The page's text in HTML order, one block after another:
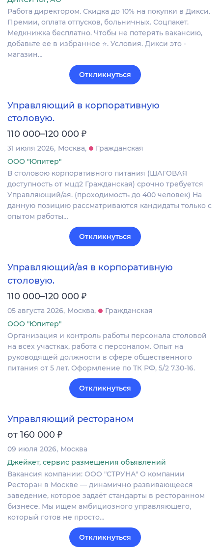
Работа директором. Скидка до 10% на покупки в Дикси.
Премии, оплата отпусков, больничных. Соцпакет.
Медкнижка бесплатно. Чтобы не потерять вакансию,
добавьте ее в избранное ⭐. Условия. Дикси это -
магазин…
Откликнуться
Управляющий в корпоративную
столовую.
110 000–120 000 ₽
31 июля 2026 Москва
Гражданская
ООО "Юпитер"
В столовою корпоративного питания (ШАГОВАЯ
доступность от мцд2 Гражданская) срочно требуется
Управляющий/ая. (проходимость до 400 человек) На
данную позицию рассматриваются кандидаты только с
опытом работы…
Откликнуться
Управляющий/ая в корпоративную
столовую.
110 000–120 000 ₽
05 августа 2026 Москва
Гражданская
ООО "Юпитер"
Организация и контроль работы персонала столовой
на всех участках, работа с персоналом. Опыт на
руководящей должности в сфере общественного
питания от 5 лет. Оформление по ТК РФ, 5/2 7.30-16.
Откликнуться
Управляющий рестораном
от 160 000 ₽
09 июля 2026 Москва
Джейкет, сервис размещения объявлений
Вакансия компании: ООО "СТРУНА" О компании
Ресторан в Москве — динамично развивающееся
заведение, которое задаёт стандарты в ресторанном
бизнесе. Мы ищем амбициозного управляющего,
который готов не просто…
Откликнуться